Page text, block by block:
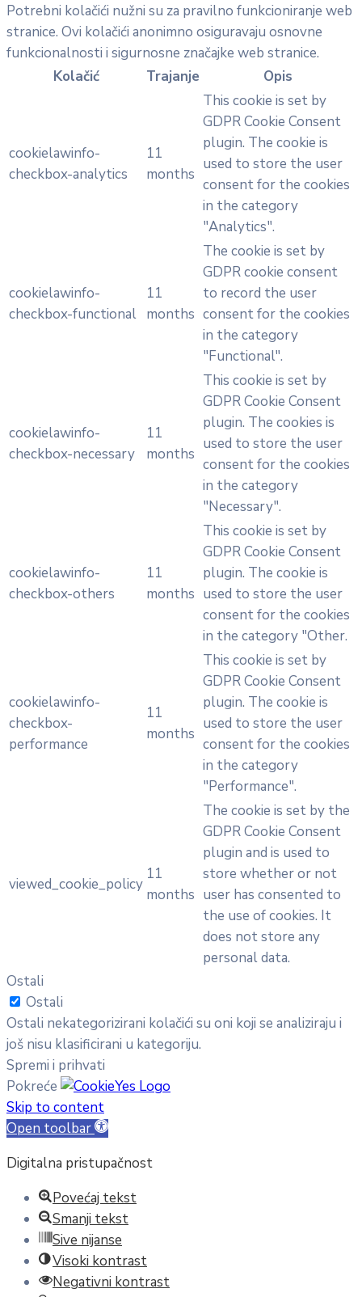
Potrebni kolačići nužni su za pravilno funkcioniranje web
stranice. Ovi kolačići anonimno osiguravaju osnovne
funkcionalnosti i sigurnosne značajke web stranice.
Kolačić
Trajanje Opis
cookielawinfo-
checkbox-analytics
11
months
This cookie is set by
GDPR Cookie Consent
plugin. The cookie is
used to store the user
consent for the cookies
in the category
"Analytics".
cookielawinfo-
checkbox-functional
11
months
The cookie is set by
GDPR cookie consent
to record the user
consent for the cookies
in the category
"Functional".
cookielawinfo-
checkbox-necessary
11
months
This cookie is set by
GDPR Cookie Consent
plugin. The cookies is
used to store the user
consent for the cookies
in the category
"Necessary".
cookielawinfo-
checkbox-others
11
months
This cookie is set by
GDPR Cookie Consent
plugin. The cookie is
used to store the user
consent for the cookies
in the category "Other.
cookielawinfo-
checkbox-
performance
11
months
This cookie is set by
GDPR Cookie Consent
plugin. The cookie is
used to store the user
consent for the cookies
in the category
"Performance".
viewed_cookie_policy
11
months
The cookie is set by the
GDPR Cookie Consent
plugin and is used to
store whether or not
user has consented to
the use of cookies. It
does not store any
personal data.
Ostali
Ostali
Ostali nekategorizirani kolačići su oni koji se analiziraju i
još nisu klasificirani u kategoriju.
Spremi i prihvati
Pokreće
Skip to content
Open toolbar
Digitalna pristupačnost
Povećaj tekst
Smanji tekst
Sive nijanse
Visoki kontrast
Negativni kontrast